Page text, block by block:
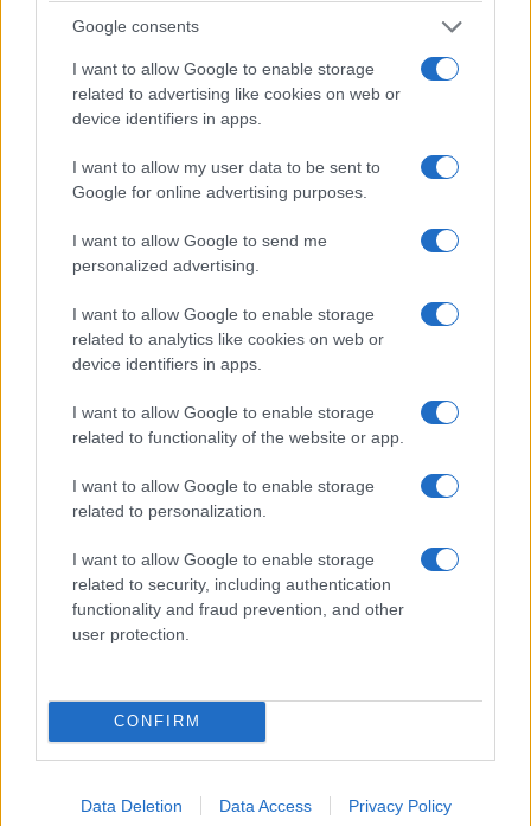
Google consents
I want to allow Google to enable storage
related to advertising like cookies on web or
device identifiers in apps.
I want to allow my user data to be sent to
Google for online advertising purposes.
I want to allow Google to send me
personalized advertising.
I want to allow Google to enable storage
related to analytics like cookies on web or
device identifiers in apps.
I want to allow Google to enable storage
related to functionality of the website or app.
I want to allow Google to enable storage
related to personalization.
I want to allow Google to enable storage
related to security, including authentication
functionality and fraud prevention, and other
user protection.
CONFIRM
Data Deletion Data Access Privacy Policy
ΕΛΛΑΔΑ
Άντριου Χάτσινσον: Ο Βρετανός πιλότος που
κατάφερε να διασωθεί, δευτερόλεπτα πριν
συντριβεί το ελικόπτερο στην Ψάθα
5/08/2026 - 9:21πμ
Δυτική Αττική: Καλύτερη σήμερα η εικόνα – Σε
144.243 στρέμματα ανέρχεται η καμένη έκταση
σε Αττικοβοιωτία
5/08/2026 - 8:34πμ